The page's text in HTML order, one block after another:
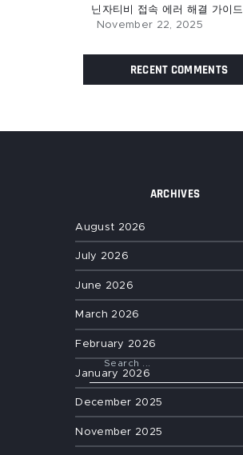
닌자티비 접속 에러 해결 가이드
November 22, 2025
RECENT COMMENTS
ARCHIVES
August 2026
July 2026
June 2026
March 2026
February 2026
January 2026
December 2025
November 2025